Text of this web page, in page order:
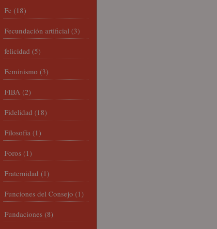
Fe (18)
Fecundación artificial (3)
felicidad (5)
Feminismo (3)
FIBA (2)
Fidelidad (18)
Filosofía (1)
Foros (1)
Fraternidad (1)
Funciones del Consejo (1)
Fundaciones (8)